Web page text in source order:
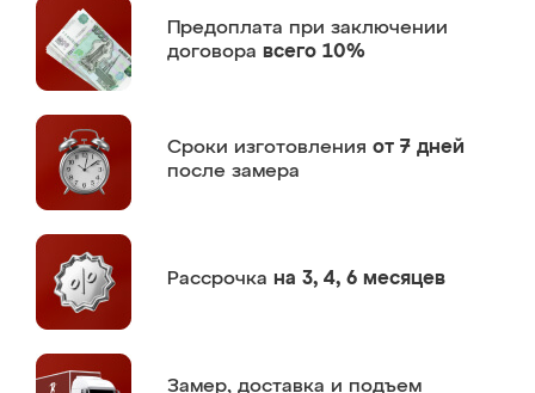
Предоплата при заключении
договора всего 10%
Сроки изготовления от 7 дней
после замера
Рассрочка на 3, 4, 6 месяцев
Замер, доставка и подъем